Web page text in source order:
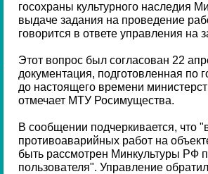
госохраны культурного наследия
выдаче задания на проведение
говорится в ответе управления на
Этот вопрос был согласован 22
документация, подготовленная по
до настоящего времени
отмечает МТУ Росимущества.
В сообщении подчеркивается, что
противоаварийных работ на
быть рассмотрен Минкультуры РФ
пользователя". Управление